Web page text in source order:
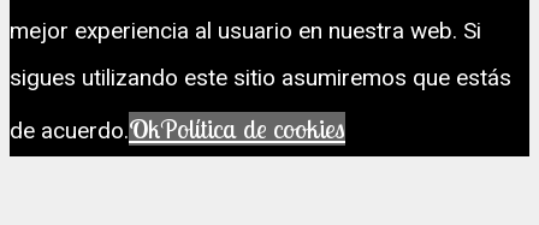
mejor experiencia al usuario en nuestra web. Si
sigues utilizando este sitio asumiremos que estás
de acuerdo.OkPolítica de cookies